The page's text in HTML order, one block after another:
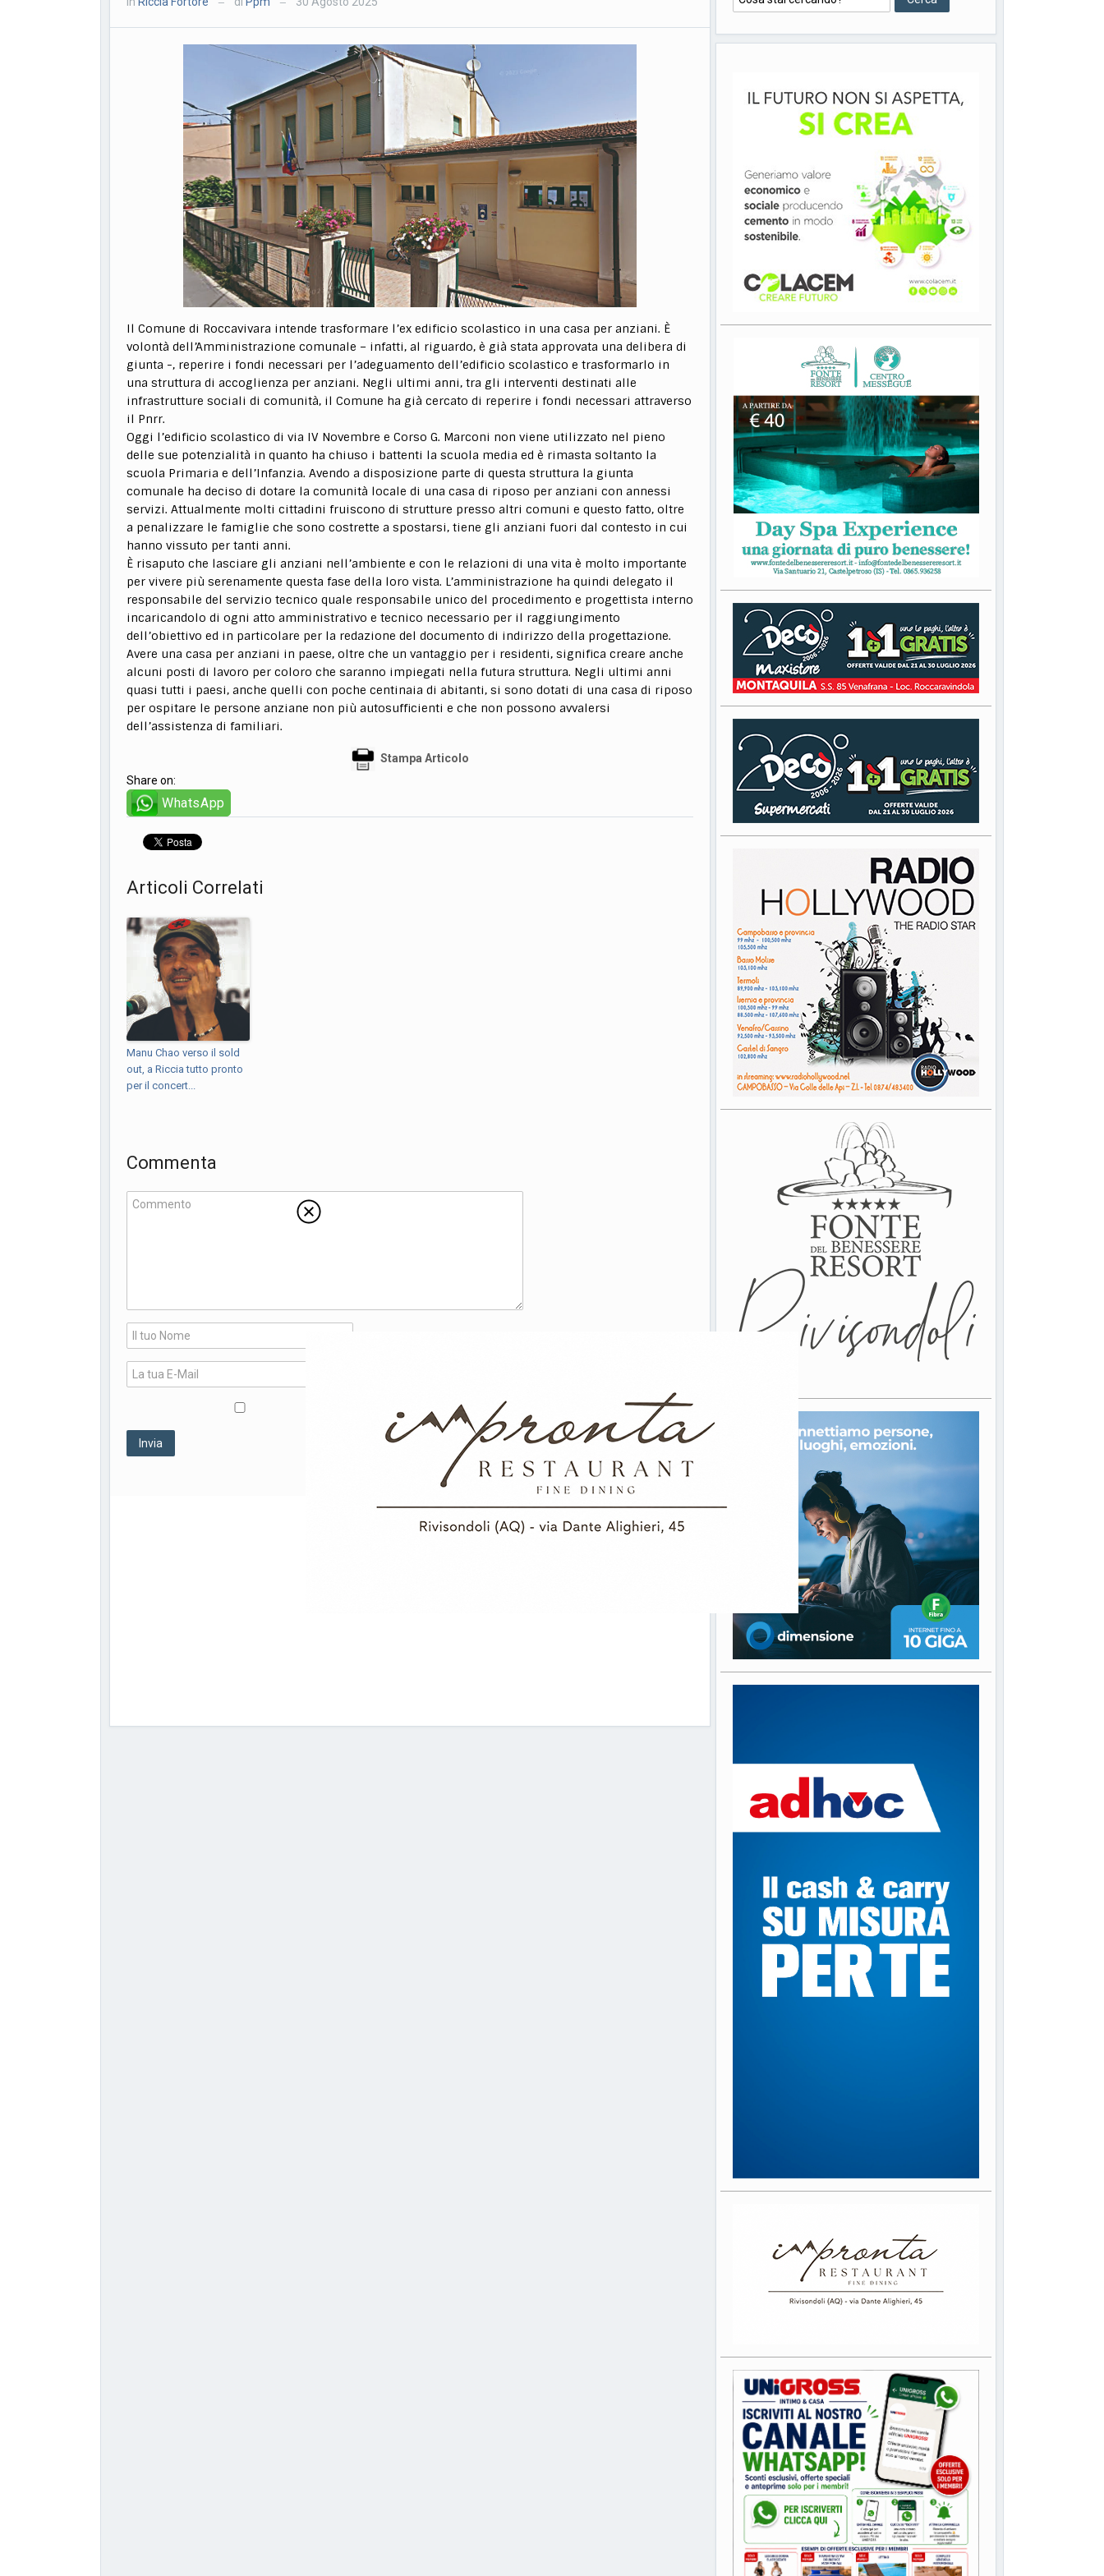
— —
Il Comune di Roccavivara intende trasformare l’ex edificio scolastico in una casa per anziani. È
volontà dell’Amministrazione comunale – infatti, al riguardo, è già stata approvata una delibera di
giunta -, reperire i fondi necessari per l’adeguamento dell’edificio scolastico e trasformarlo in
una struttura di accoglienza per anziani. Negli ultimi anni, tra gli interventi destinati alle
infrastrutture sociali di comunità, il Comune ha già cercato di reperire i fondi necessari attraverso
il Pnrr.
Oggi l’edificio scolastico di via IV Novembre e Corso G. Marconi non viene utilizzato nel pieno
delle sue potenzialità in quanto ha chiuso i battenti la scuola media ed è rimasta soltanto la
scuola Primaria e dell’Infanzia. Avendo a disposizione parte di questa struttura la giunta
comunale ha deciso di dotare la comunità locale di una casa di riposo per anziani con annessi
servizi. Attualmente molti cittadini fruiscono di strutture presso altri comuni e questo fatto, oltre
a penalizzare le famiglie che sono costrette a spostarsi, tiene gli anziani fuori dal contesto in cui
hanno vissuto per tanti anni.
È risaputo che lasciare gli anziani nell’ambiente e con le relazioni di una vita è molto importante
per vivere più serenamente questa fase della loro vista. L’amministrazione ha quindi delegato il
responsabile del servizio tecnico quale responsabile unico del procedimento e progettista interno
incaricandolo di ogni atto amministrativo e tecnico necessario per il raggiungimento
dell’obiettivo ed in particolare per la redazione del documento di indirizzo della progettazione.
Avere una casa per anziani in paese, oltre che un vantaggio per i residenti, significa creare anche
alcuni posti di lavoro per coloro che saranno impiegati nella futura struttura. Negli ultimi anni
quasi tutti i paesi, anche quelli con poche centinaia di abitanti, si sono dotati di una casa di riposo
per ospitare le persone anziane non più autosufficienti e che non possono avvalersi
dell’assistenza di familiari.
Stampa Articolo
Share on:
WhatsApp
Articoli Correlati
Manu Chao verso il sold
out, a Riccia tutto pronto
per il concert...
Commenta